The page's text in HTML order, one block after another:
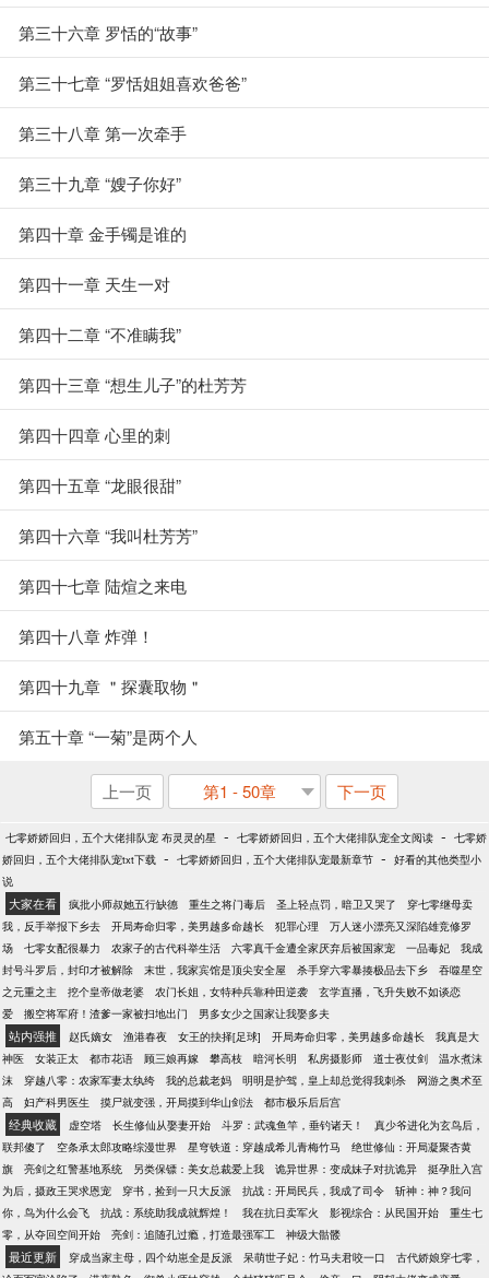
第三十六章 罗恬的“故事”
第三十七章 “罗恬姐姐喜欢爸爸”
第三十八章 第一次牵手
第三十九章 “嫂子你好”
第四十章 金手镯是谁的
第四十一章 天生一对
第四十二章 “不准瞒我”
第四十三章 “想生儿子”的杜芳芳
第四十四章 心里的刺
第四十五章 “龙眼很甜”
第四十六章 “我叫杜芳芳”
第四十七章 陆煊之来电
第四十八章 炸弹！
第四十九章 ＂探囊取物＂
第五十章 “一菊”是两个人
上一页 第1 - 50章 下一页
七零娇娇回归，五个大佬排队宠 布灵灵的星 - 七零娇娇回归，五个大佬排队宠全文阅读 - 七零娇
娇回归，五个大佬排队宠txt下载 - 七零娇娇回归，五个大佬排队宠最新章节 - 好看的其他类型小
说
大家在看 疯批小师叔她五行缺德 重生之将门毒后 圣上轻点罚，暗卫又哭了
穿七零继母卖
我，反手举报下乡去
开局寿命归零，美男越多命越长 犯罪心理
万人迷小漂亮又深陷雄竞修罗
场
七零女配很暴力 农家子的古代科举生活 六零真千金遭全家厌弃后被国家宠 一品毒妃
我成
封号斗罗后，封印才被解除
末世，我家宾馆是顶尖安全屋 杀手穿六零暴揍极品去下乡
吞噬星空
之元重之主
挖个皇帝做老婆 农门长姐，女特种兵靠种田逆袭
玄学直播，飞升失败不如谈恋
爱
搬空将军府！渣爹一家被扫地出门 男多女少之国家让我娶多夫
站内强推 赵氏嫡女 渔港春夜 女王的抉择[足球] 开局寿命归零，美男越多命越长
我真是大
神医
女装正太 都市花语 顾三娘再嫁 攀高枝 暗河长明 私房摄影师 道士夜仗剑
温水煮沫
沫
穿越八零：农家军妻太纨绔 我的总裁老妈 明明是护驾，皇上却总觉得我刺杀
网游之奥术至
高
妇产科男医生 摸尸就变强，开局摸到华山剑法 都市极乐后后宫
经典收藏 虚空塔 长生修仙从娶妻开始 斗罗：武魂鱼竿，垂钓诸天！
真少爷进化为玄鸟后，
联邦傻了
空条承太郎攻略综漫世界 星穹铁道：穿越成希儿青梅竹马
绝世修仙：开局凝聚杏黄
旗
亮剑之红警基地系统 另类保镖：美女总裁爱上我 诡异世界：变成妹子对抗诡异
挺孕肚入宫
为后，摄政王哭求恩宠
穿书，捡到一只大反派 抗战：开局民兵，我成了司令
斩神：神？我问
你，鸟为什么会飞
抗战：系统助我成就辉煌！ 我在抗日卖军火 影视综合：从民国开始
重生七
零，从夺回空间开始
亮剑：追随孔过瘾，打造最强军工 神级大骷髅
最近更新 穿成当家主母，四个幼崽全是反派 呆萌世子妃：竹马夫君咬一口
古代娇娘穿七零，